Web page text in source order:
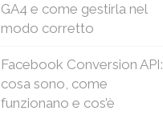
GA4 e come gestirla nel
modo corretto
Facebook Conversion API:
cosa sono, come
funzionano e cos’è